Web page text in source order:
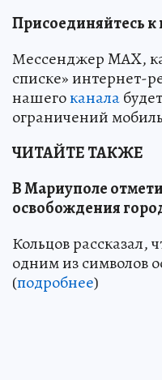
Присоединяйтесь к
Мессенджер MAX,
списке» интернет-
нашегоканала
ограничений
ЧИТАЙТЕ ТАКЖЕ
В Мариуполе
освобождения
Кольцов рассказал,
одним из символов
(подробнее)